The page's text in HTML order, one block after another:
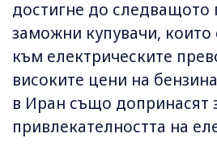
достигне до следващото
заможни купувачи, които
към електрическите
високите цени на
в Иран също допринасят
привлекателността на